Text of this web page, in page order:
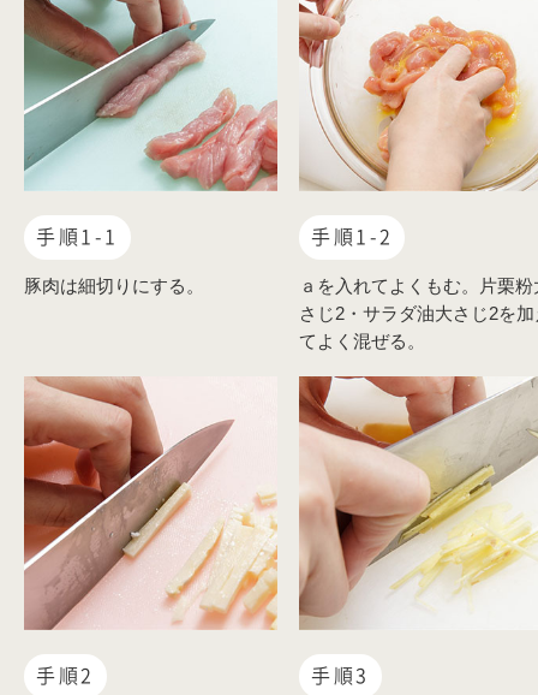
手順1-1
豚肉は細切りにする。
手順1-2
ａを入れてよくもむ。片栗粉
さじ2・サラダ油大さじ2を加
てよく混ぜる。
手順2 手順3